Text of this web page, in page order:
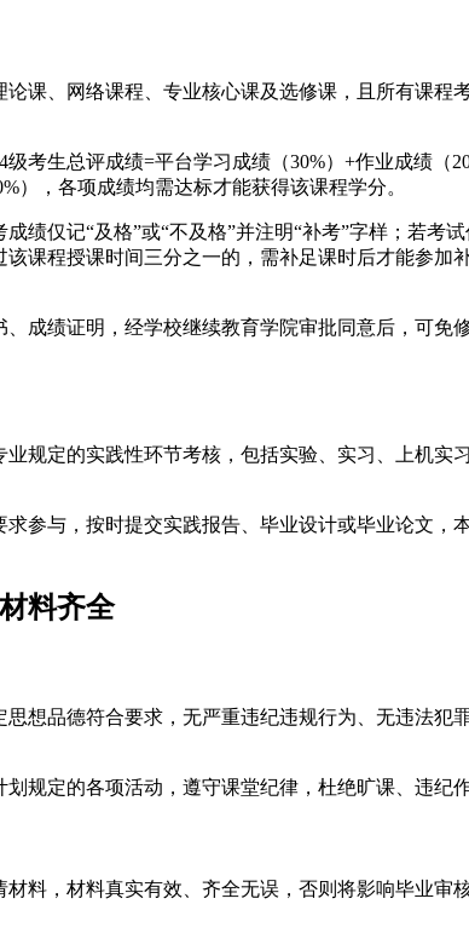
课、网络课程、专业核心课及选修课，且所有课
考生总评成绩=平台学习成绩（30%）+作业成绩（
），各项成绩均需达标才能获得该课程学分。
绩仅记“及格”或“不及格”并注明“补考”字样；若
课程授课时间三分之一的，需补足课时后才能参
成绩证明，经学校继续教育学院审批同意后，可
规定的实践性环节考核，包括实验、实习、上机
参与，按时提交实践报告、毕业设计或毕业论文
料齐全
想品德符合要求，无严重违纪违规行为、无违法
规定的各项活动，遵守课堂纪律，杜绝旷课、违纪
料，材料真实有效、齐全无误，否则将影响毕业审